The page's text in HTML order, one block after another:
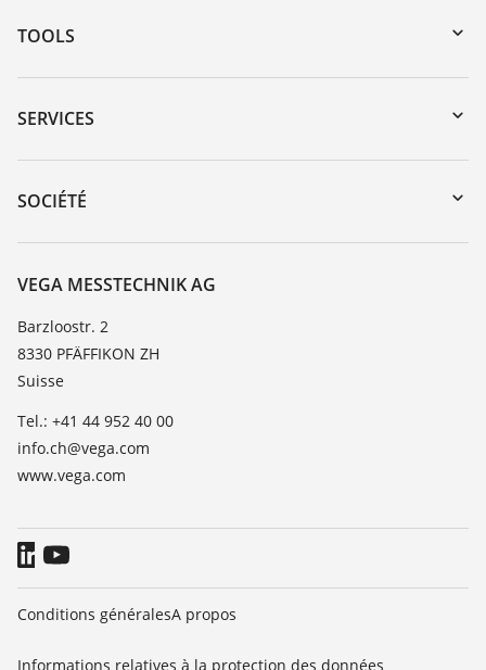
TOOLS
Téléchargements
Recherche par numéro de série
DTM Collection/PACTware
SERVICES
Retour d'appareil
Formations
TeamViewer
SOCIÉTÉ
À propos de VEGA
Contact
News
Presse
Blog
VEGA MESSTECHNIK AG
Barzloostr. 2
8330 PFÄFFIKON ZH
Suisse
Tel.: +41 44 952 40 00
info.ch@vega.com
www.vega.com
Conditions généralesA propos
Informations relatives à la protection des données